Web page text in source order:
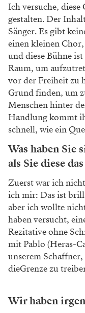
Ich versuche, diese
gestalten. Der
Sänger. Es gibt
einen kleinen
und diese Bühne ist
Raum, um auf
vor derFreiheit zu
Grund finden, um
Menschen hinter
Handlung kommt
schnell, wie ein
Was haben Sie
als Sie diese
Zuerst war ich
ich mir: Das ist
aber ich wollte
haben versucht,
Rezitative ohne
mit Pablo (Heras-
unserem
dieGrenze zu
Wir haben